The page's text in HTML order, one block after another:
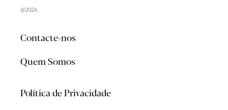
@2026
Contacte-nos
Quem Somos
Política de Privacidade